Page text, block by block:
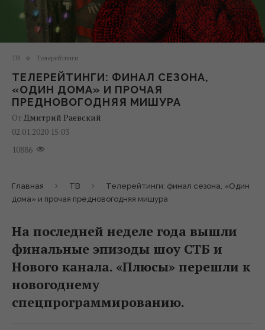
ТВ Телерейтинги
ТЕЛЕРЕЙТИНГИ: ФИНАЛ СЕЗОНА,
«ОДИН ДОМА» И ПРОЧАЯ
ПРЕДНОВОГОДНЯЯ МИШУРА
От Дмитрий Раевский
02.01.2020 15:03
10886
Главная ТВ
Телерейтинги: финал сезона, «Один
дома» и прочая предновогодняя мишура
На последней неделе года вышли
финальные эпизоды шоу СТБ и
Нового канала. «Плюсы» перешли к
новогоднему
спецпрограммированию.